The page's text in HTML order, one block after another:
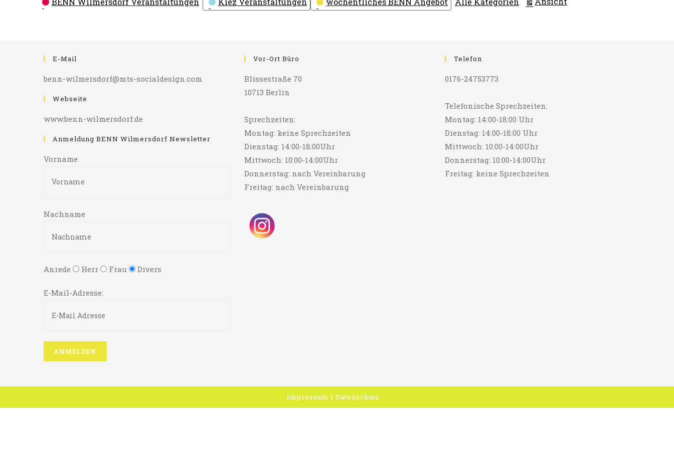
E-Mail
benn-wilmersdorf@mts-socialdesign.com
Webseite
www.benn-wilmersdorf.de
Anmeldung BENN Wilmersdorf Newsletter
Vorname
Nachname
Anrede Herr Frau Divers
E-Mail-Adresse:
Vor-Ort Büro
Blissestraße 70
10713 Berlin
Sprechzeiten:
Montag: keine Sprechzeiten
Dienstag: 14:00-18:00Uhr
Mittwoch: 10:00-14:00Uhr
Donnerstag: nach Vereinbarung
Freitag: nach Vereinbarung
Telefon
0176-24753773
Telefonische Sprechzeiten:
Montag: 14:00-18:00 Uhr
Dienstag: 14:00-18:00 Uhr
Mittwoch: 10:00-14:00Uhr
Donnerstag: 10:00-14:00Uhr
Freitag: keine Sprechzeiten
Impressum I Datenschutz